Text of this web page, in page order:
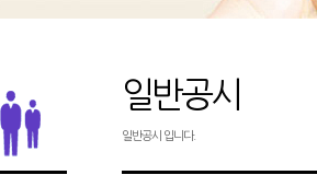
일반공시
일반공시 입니다.